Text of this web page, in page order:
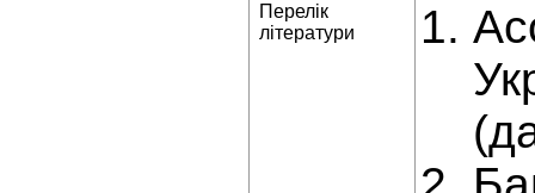
Перелік
літератури